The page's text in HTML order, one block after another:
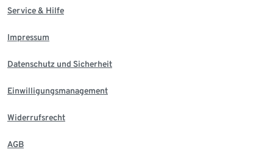
Service & Hilfe
Impressum
Datenschutz und Sicherheit
Einwilligungsmanagement
Widerrufsrecht
AGB